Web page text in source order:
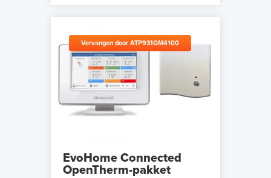
Vervangen door ATP931GM4100
EvoHome Connected
OpenTherm-pakket